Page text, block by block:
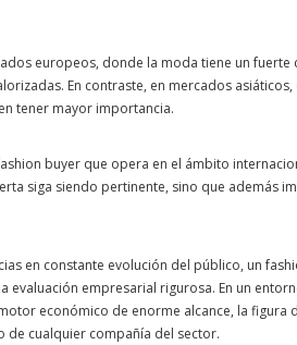
europeos, donde la moda tiene un fuerte
En contraste, en mercados
tener mayor importancia.
buyer que opera en el ámbito
siga siendo pertinente, sino que además
en constante evolución del público, un
evaluación empresarial rigurosa. En un
económico de enorme alcance, la figura
de cualquier compañía del sector.